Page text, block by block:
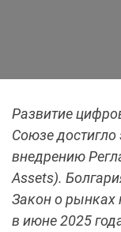
Развитие
Союзе достигло
внедрению
Assets).
Закон о рынках
в июне 2025